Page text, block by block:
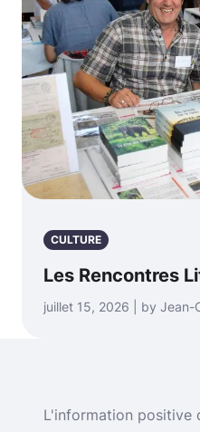
CULTURE
Les Rencontres
juillet 15, 2026 | by Jean-
L'information positive